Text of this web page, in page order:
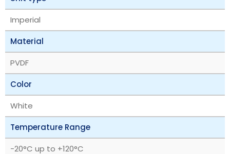
Imperial
Material
PVDF
Color
White
Temperature Range
‎-20°C up to +120°C